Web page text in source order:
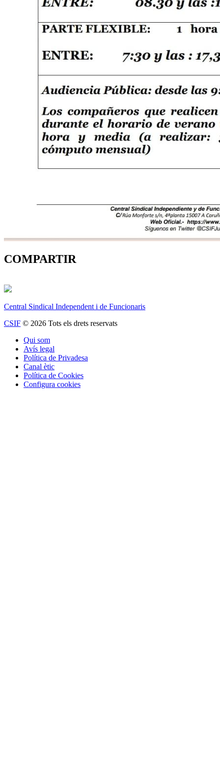
COMPARTIR
Central Sindical Independent i de Funcionaris
CSIF © 2026 Tots els drets reservats
Qui som
Avís legal
Política de Privadesa
Canal ètic
Política de Cookies
Configura cookies